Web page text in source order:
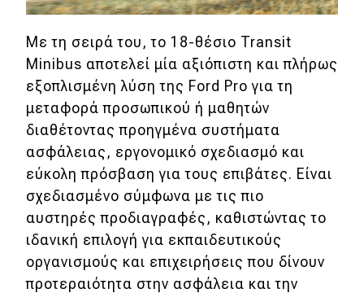
Με τη σειρά του, το 18-θέσιο Transit
Minibus αποτελεί μία αξιόπιστη και πλήρως
εξοπλισμένη λύση της Ford Pro για τη
μεταφορά προσωπικού ή μαθητών
διαθέτοντας προηγμένα συστήματα
ασφάλειας, εργονομικό σχεδιασμό και
εύκολη πρόσβαση για τους επιβάτες. Είναι
σχεδιασμένο σύμφωνα με τις πιο
αυστηρές προδιαγραφές, καθιστώντας το
ιδανική επιλογή για εκπαιδευτικούς
οργανισμούς και επιχειρήσεις που δίνουν
προτεραιότητα στην ασφάλεια και την